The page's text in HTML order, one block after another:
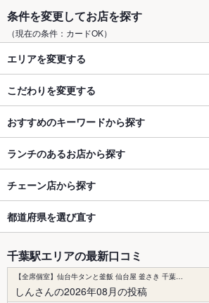
条件を変更してお店を探す
（現在の条件：カードOK）
エリアを変更する
こだわりを変更する
おすすめのキーワードから探す
ランチのあるお店から探す
チェーン店から探す
都道府県を選び直す
千葉駅エリアの最新口コミ
【全席個室】仙台牛タンと釜飯 仙台屋 釜さき 千葉…
しんさんの2026年08月の投稿